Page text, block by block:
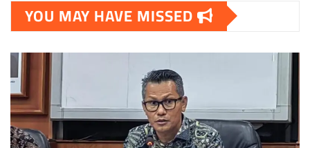
YOU MAY HAVE MISSED